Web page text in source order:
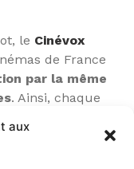
aux
le Cinévox
de France
par la même
. Ainsi, chaque
les